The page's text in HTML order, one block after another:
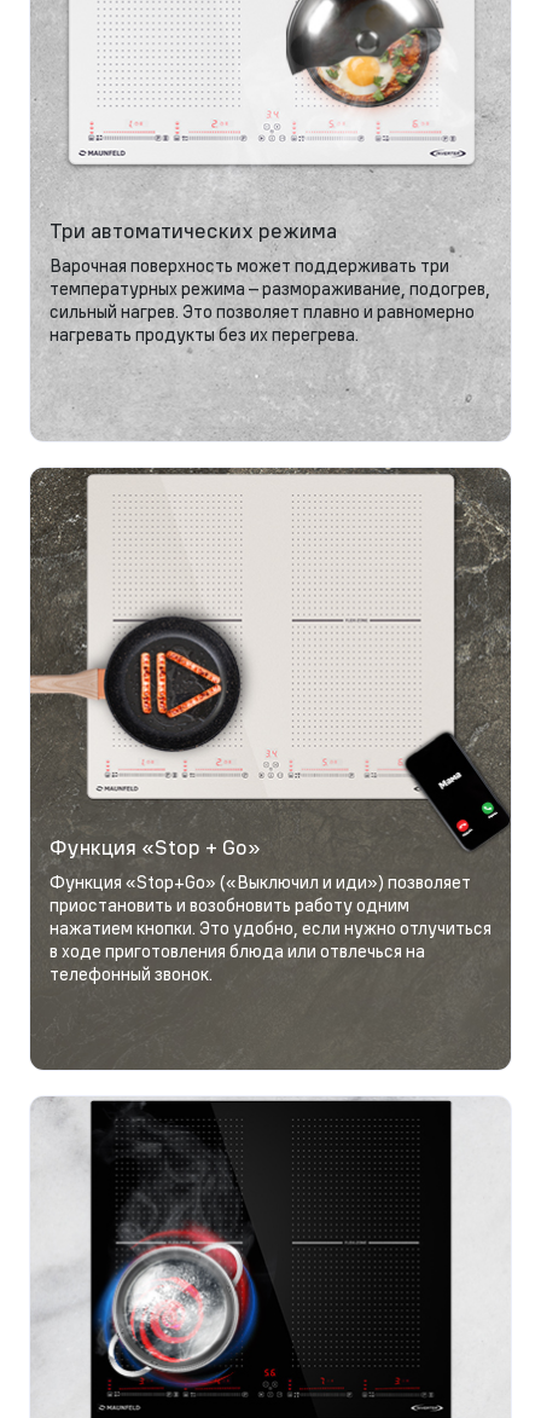
Три автоматических режима
Варочная поверхность может поддерживать три
температурных режима – размораживание, подогрев,
сильный нагрев. Это позволяет плавно и равномерно
нагревать продукты без их перегрева.
Функция «Stop + Go»
Функция «Stop+Go» («Выключил и иди») позволяет
приостановить и возобновить работу одним
нажатием кнопки. Это удобно, если нужно отлучиться
в ходе приготовления блюда или отвлечься на
телефонный звонок.